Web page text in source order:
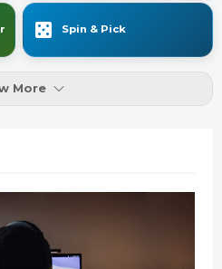
Spin & Pick
More